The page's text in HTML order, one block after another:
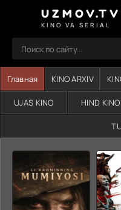
UZMOV.TV
KINO VA SERIAL
Главная KINO ARXIV
UJAS KINO HIND KINO